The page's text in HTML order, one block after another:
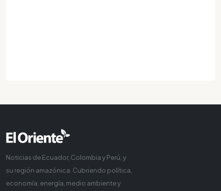
Noticias de Ecuador, Colombia y Perú, y
su región amazónica. Cubriendo política,
economía, energía, medio ambiente y